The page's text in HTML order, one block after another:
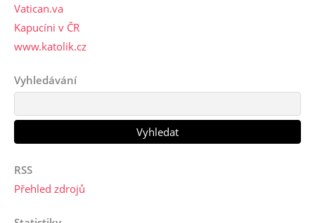
Vatican.va
Kapucíni v ČR
www.katolik.cz
Vyhledávání
RSS
Přehled zdrojů